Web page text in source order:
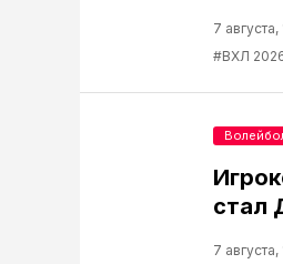
7 августа,
#ВХЛ
стал
7 августа,